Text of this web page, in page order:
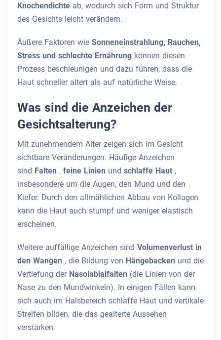
Knochendichte ab, wodurch sich Form und Struktur
des Gesichts leicht verändern.
Äußere Faktoren wie Sonneneinstrahlung, Rauchen,
Stress und schlechte Ernährung können diesen
Prozess beschleunigen und dazu führen, dass die
Haut schneller altert als auf natürliche Weise.
Was sind die Anzeichen der
Gesichtsalterung?
Mit zunehmendem Alter zeigen sich im Gesicht
sichtbare Veränderungen. Häufige Anzeichen
sind Falten , feine Linien und schlaffe Haut ,
insbesondere um die Augen, den Mund und den
Kiefer. Durch den allmählichen Abbau von Kollagen
kann die Haut auch stumpf und weniger elastisch
erscheinen.
Weitere auffällige Anzeichen sind Volumenverlust in
den Wangen , die Bildung von Hängebacken und die
Vertiefung der Nasolabialfalten (die Linien von der
Nase zu den Mundwinkeln). In einigen Fällen kann
sich auch im Halsbereich schlaffe Haut und vertikale
Streifen bilden, die das gealterte Aussehen
verstärken.